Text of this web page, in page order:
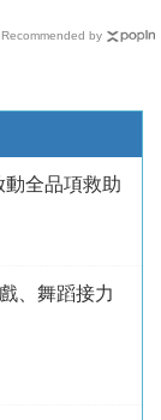
Recommended by
全品項救助
、舞蹈接力